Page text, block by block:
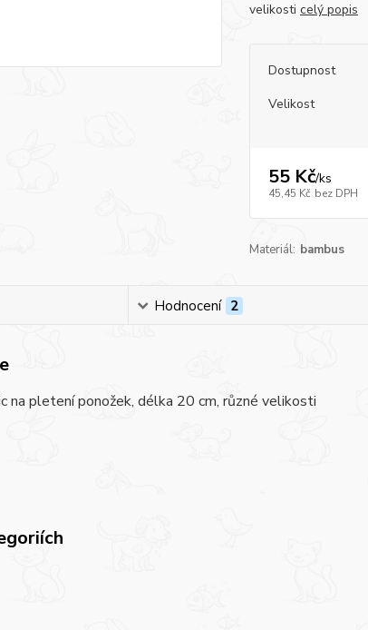
velikosti celý popis
Dostupnost
Velikost
55 Kč/ks
45,45 Kč bez DPH
Materiál: bambus
Hodnocení 2
na pletení ponožek, délka 20 cm, různé velikosti